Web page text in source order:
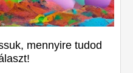
mennyire tudod